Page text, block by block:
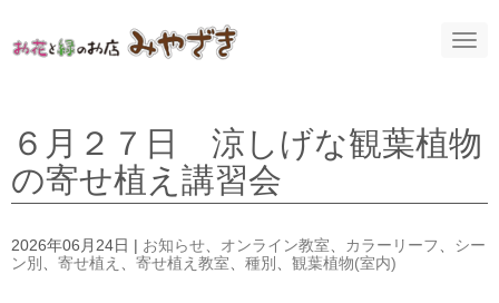
N
a
t
i
n
６月２７日 涼しげな観葉植物
の寄せ植え講習会
2026年06月24日 お知らせ オンライン教室 カラーリーフ
シー
ン別
寄せ植え 寄せ植え教室 種別 観葉植物(室内)